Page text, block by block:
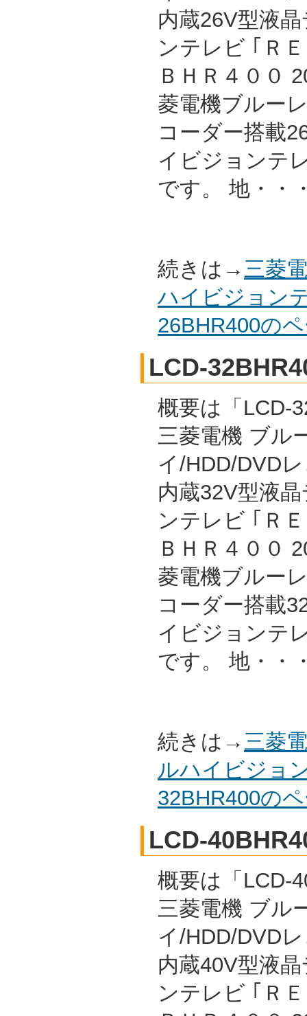
内蔵26V型液
ンテレビ ｢Ｒ
ＢＨＲ４００
菱電機ブルー
コーダー搭載
イビジョンテ
です。 地・・
続きは→ 三菱
ハイビジョン
26BHR400の
LCD-
概要は「LCD-
三菱電機 ブル
イ/HDD/DVD
内蔵32V型液
ンテレビ ｢Ｒ
ＢＨＲ４００
菱電機ブルー
コーダー搭載
イビジョンテ
です。 地・・
続きは→ 三菱
ルハイビジョ
32BHR400の
LCD-
概要は「LCD-
三菱電機 ブル
イ/HDD/DVD
内蔵40V型液
ンテレビ ｢Ｒ